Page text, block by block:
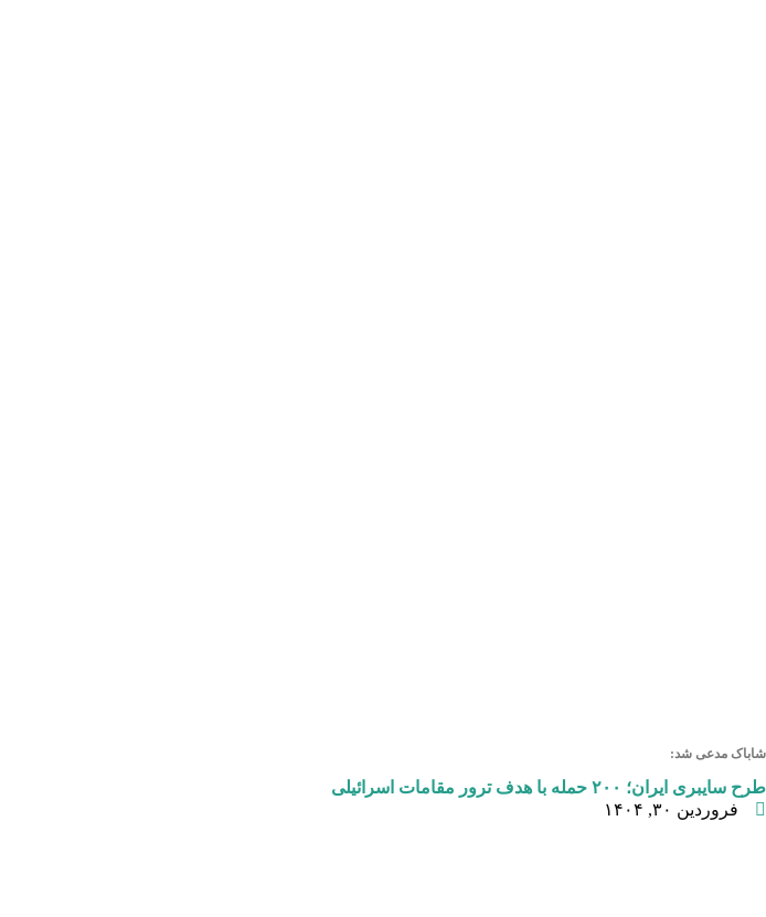
شاباک مدعی شد:
طرح سایبری ایران؛ ۲۰۰ حمله با هدف ترور مقامات اسرائیلی
فروردین ۳۰, ۱۴۰۴